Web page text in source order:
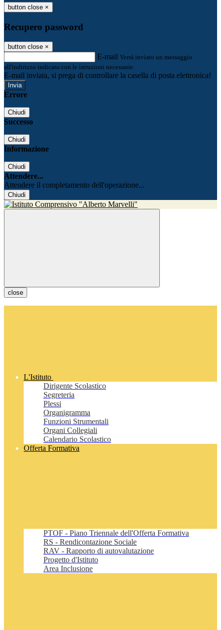
button close ×
Recupero password
button close ×
E-mail Verrà inviato un messaggio
all'indirizzo indicato con le istruzioni necessarie.
E-mail inviata, si prega di controllare la casella di posta elettronica!
Errore
Chiudi
Successo
Chiudi
Informazione
Chiudi
Attendere...
Attendere il completamento dell'operazione...
Chiudi
close
L'Istituto
Dirigente Scolastico
Segreteria
Plessi
Organigramma
Funzioni Strumentali
Organi Collegiali
Calendario Scolastico
Offerta Formativa
PTOF - Piano Triennale dell'Offerta Formativa
RS - Rendicontazione Sociale
RAV - Rapporto di autovalutazione
Progetto d'Istituto
Area Inclusione